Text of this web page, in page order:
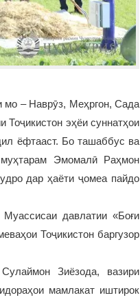
мо – Наврӯз, Меҳргон, Сада
Тоҷикистон эҳёи суннатҳои
ёфтааст. Бо ташаббус ва
Эмомалӣ Раҳмон
дар ҳаёти ҷомеа пайдо
давлатии «Боғи
Тоҷикистон баргузор
Зиёзода, вазири
мамлакат иштирок